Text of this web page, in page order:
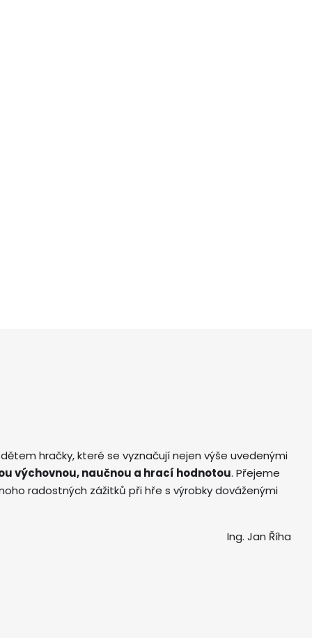
hračky, které se vyznačují nejen výše uvedenými
výchovnou, naučnou a hrací hodnotou. Přejeme
radostných zážitků při hře s výrobky dováženými
Ing. Jan Říha